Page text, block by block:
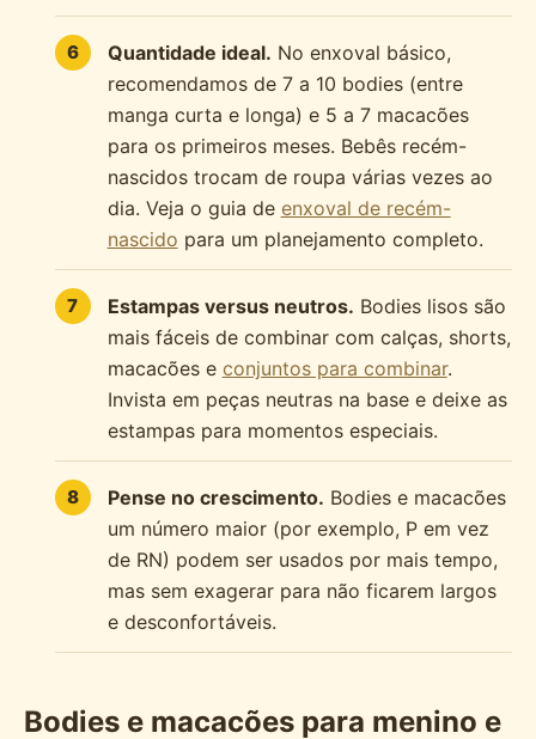
Quantidade ideal. No enxoval básico,
recomendamos de 7 a 10 bodies (entre
manga curta e longa) e 5 a 7 macacões
para os primeiros meses. Bebês recém-
nascidos trocam de roupa várias vezes ao
dia. Veja o guia de enxoval de recém-
nascido para um planejamento completo.
Estampas versus neutros. Bodies lisos são
mais fáceis de combinar com calças, shorts,
macacões e conjuntos para combinar.
Invista em peças neutras na base e deixe as
estampas para momentos especiais.
Pense no crescimento. Bodies e macacões
um número maior (por exemplo, P em vez
de RN) podem ser usados por mais tempo,
mas sem exagerar para não ficarem largos
e desconfortáveis.
Bodies e macacões para menino e